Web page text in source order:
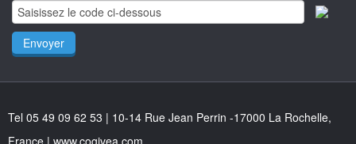
Tel 05 49 09 62 53 | 10-14 Rue Jean Perrin -17000 La Rochelle,
France | www.cogivea.com